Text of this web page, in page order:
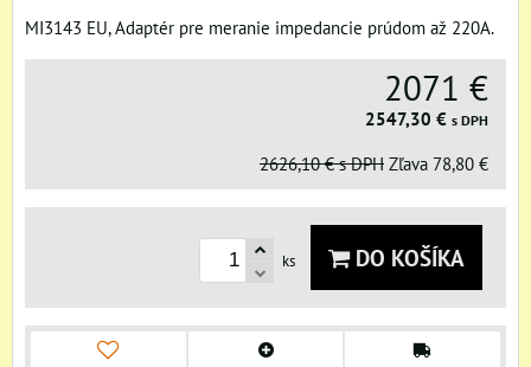
MI3143 EU, Adaptér pre meranie impedancie prúdom až 220A.
2071 €
2547,30 € s DPH
2626,10 € s DPH Zľava 78,80 €
ks DO KOŠÍKA